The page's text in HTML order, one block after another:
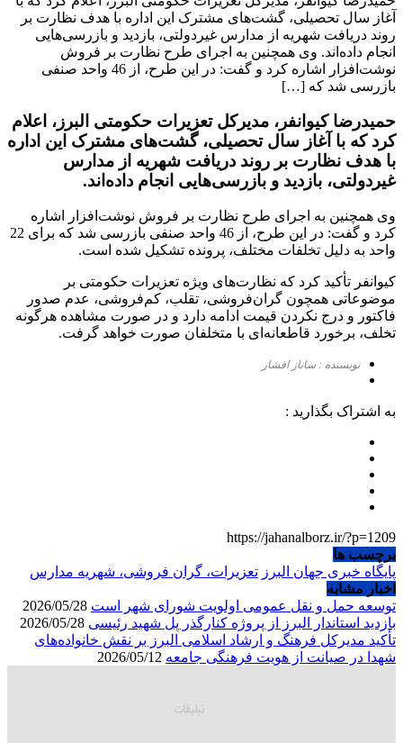
آغاز سال تحصیلی، گشت‌های مشترک این اداره با هدف نظارت بر
روند دریافت شهریه از مدارس غیردولتی، بازدید و بازرسی‌هایی
انجام داده‌اند. وی همچنین به اجرای طرح نظارت بر فروش
نوشت‌افزار اشاره کرد و گفت: در این طرح، از 46 واحد صنفی
بازرسی شد که […]
حمیدرضا کیوانفر، مدیرکل تعزیرات حکومتی البرز، اعلام
کرد که با آغاز سال تحصیلی، گشت‌های مشترک این اداره
با هدف نظارت بر روند دریافت شهریه از مدارس
غیردولتی، بازدید و بازرسی‌هایی انجام داده‌اند.
وی همچنین به اجرای طرح نظارت بر فروش نوشت‌افزار اشاره
کرد و گفت: در این طرح، از 46 واحد صنفی بازرسی شد که برای 22
واحد به دلیل تخلفات مختلف، پرونده تشکیل شده است.
کیوانفر تأکید کرد که نظارت‌های ویژه تعزیرات حکومتی بر
موضوعاتی همچون گران‌فروشی، تقلب، کم‌فروشی، عدم صدور
فاکتور و درج نکردن قیمت ادامه دارد و در صورت مشاهده هرگونه
تخلف، برخورد قاطعانه‌ای با متخلفان صورت خواهد گرفت.
نویسنده : ساناز افشار
به اشتراک بگذارید :
https://jahanalborz.ir/?p=1209
برچسب ها
پایگاه خبری جهان البرز تعزیرات، گران فروشی، شهریه مدارس
اخبار مشابه
توسعه حمل و نقل عمومی اولویت شورای شهر است
بازدید استاندار البرز از پروژه کنارگذر پل شهید رئیسی
تأکید مدیرکل فرهنگ و ارشاد اسلامی البرز بر نقش خانواده‌های
شهدا در صیانت از هویت فرهنگی جامعه